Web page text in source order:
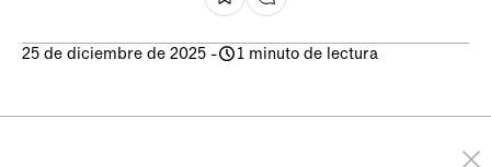
25 de diciembre de 2025 - 1 minuto de lectura